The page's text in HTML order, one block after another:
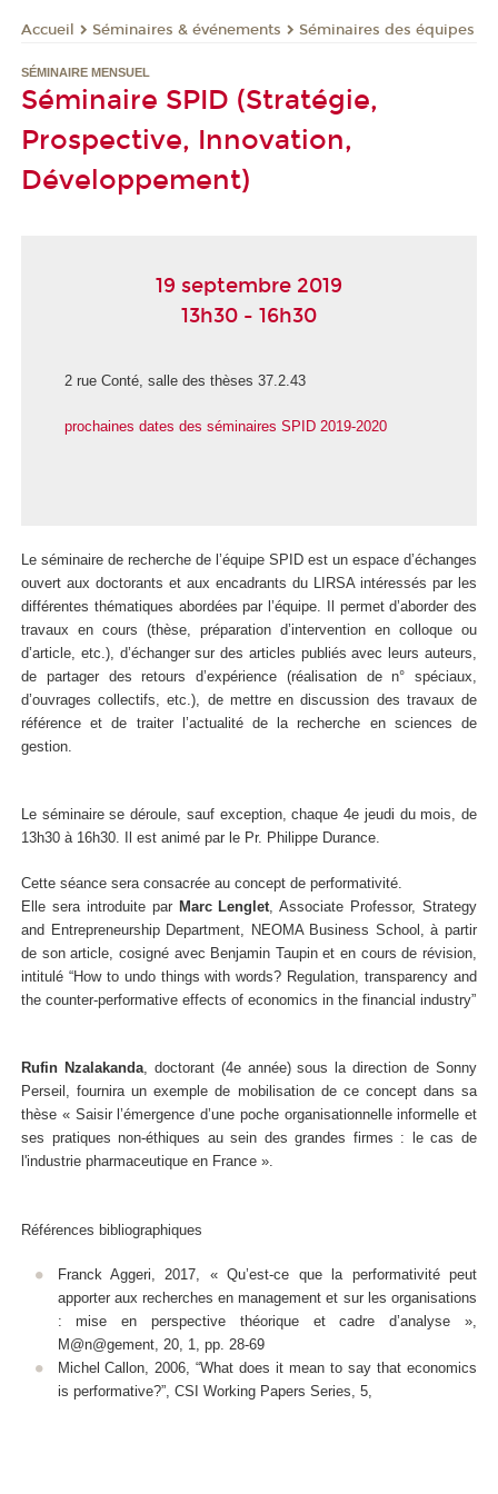
Accueil Séminaires & événements Séminaires des équipes
SÉMINAIRE MENSUEL
Séminaire SPID (Stratégie,
Prospective, Innovation,
Développement)
19 septembre 2019
13h30 - 16h30
2 rue Conté, salle des thèses 37.2.43
prochaines dates des séminaires SPID 2019-2020
Le séminaire de recherche de l’équipe SPID est un espace d’échanges
ouvert aux doctorants et aux encadrants du LIRSA intéressés par les
différentes thématiques abordées par l’équipe. Il permet d’aborder des
travaux en cours (thèse, préparation d’intervention en colloque ou
d’article, etc.), d’échanger sur des articles publiés avec leurs auteurs,
de partager des retours d’expérience (réalisation de n° spéciaux,
d’ouvrages collectifs, etc.), de mettre en discussion des travaux de
référence et de traiter l’actualité de la recherche en sciences de
gestion.
Le séminaire se déroule, sauf exception, chaque 4e jeudi du mois, de
13h30 à 16h30. Il est animé par le Pr. Philippe Durance.
Cette séance sera consacrée au concept de performativité.
Elle sera introduite par Marc Lenglet , Associate Professor, Strategy
and Entrepreneurship Department, NEOMA Business School, à partir
de son article, cosigné avec Benjamin Taupin et en cours de révision,
intitulé “How to undo things with words? Regulation, transparency and
the counter-performative effects of economics in the financial industry”
Rufin Nzalakanda, doctorant (4e année) sous la direction de Sonny
Perseil, fournira un exemple de mobilisation de ce concept dans sa
thèse « Saisir l’émergence d’une poche organisationnelle informelle et
ses pratiques non-éthiques au sein des grandes firmes : le cas de
l'industrie pharmaceutique en France ».
Références bibliographiques
Franck Aggeri, 2017, « Qu’est-ce que la performativité peut
apporter aux recherches en management et sur les organisations
: mise en perspective théorique et cadre d’analyse »,
M@n@gement, 20, 1, pp. 28-69
Michel Callon, 2006, “What does it mean to say that economics
is performative?”, CSI Working Papers Series, 5,